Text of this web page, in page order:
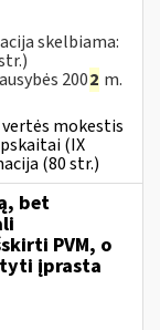
skelbiama:
2002 m.
mokestis
(IX
(80 str.)
bet
PVM, o
įprasta